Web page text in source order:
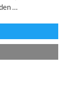
…